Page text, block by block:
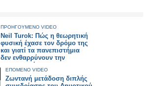
ΠΡΟΗΓΟΥΜΕΝΟ VIDEO
Neil Turok: Πώς η θεωρητική
φυσική έχασε τον δρόμο της
και γιατί τα πανεπιστήμια
δεν ενθαρρύνουν την
πρωτοτυπία
ΕΠΟΜΕΝΟ VIDEO
Ζωντανή μετάδοση διπλής